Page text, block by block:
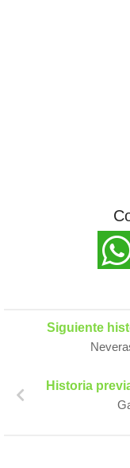
Siguiente
Historia